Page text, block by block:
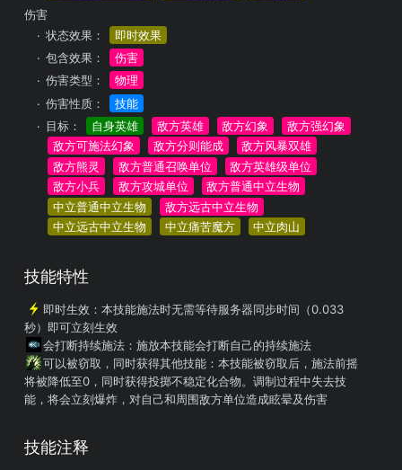
伤害
状态效果：
即时效果
包含效果：
伤害
伤害类型：
物理
伤害性质：
技能
目标：
自身英雄 敌方英雄 敌方幻象
敌方强幻象
敌方可施法幻象
敌方分则能成
敌方风暴双雄
敌方熊灵
敌方普通召唤单位
敌方英雄级单位
敌方小兵
敌方攻城单位
敌方普通中立生物
中立普通中立生物
敌方远古中立生物
中立远古中立生物
中立痛苦魔方 中立肉山
技能特性
即时生效 ：本技能施法时无需等待服务器同步时间（0.033
秒）即可立刻生效
会打断持续施法 ：施放本技能会打断自己的持续施法
可以被窃取，同时获得其他技能 ：本技能被窃取后，施法前摇
将被降低至0，同时获得投掷不稳定化合物。调制过程中失去技
能，将会立刻爆炸，对自己和周围敌方单位造成眩晕及伤害
技能注释